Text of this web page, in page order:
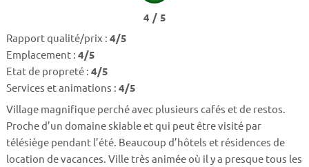
4 / 5
Rapport qualité/prix : 4/5
Emplacement : 4/5
Etat de propreté : 4/5
Services et animations : 4/5
Village magnifique perché avec plusieurs cafés et de restos.
Proche d’un domaine skiable et qui peut être visité par
télésiège pendant l’été. Beaucoup d’hôtels et résidences de
location de vacances. Ville très animée où il y a presque tous les